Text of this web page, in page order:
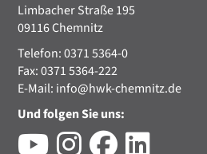
Limbacher Straße 195
09116 Chemnitz
Telefon: 0371 5364-0
Fax: 0371 5364-222
E-Mail: info@hwk-chemnitz.de
Und folgen Sie uns: